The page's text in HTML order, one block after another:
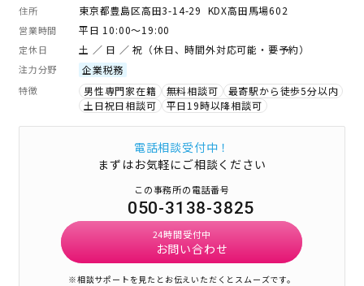
住所 東京都豊島区高田3-14-29 KDX高田馬場602
営業時間 平日 10:00～19:00
定休日 土 ／ 日 ／ 祝（休日、時間外対応可能・要予約）
注力分野 企業税務
特徴 男性専門家在籍 無料相談可
最寄駅から徒歩5分以内
土日祝日相談可
平日19時以降相談可
電話相談受付中！
まずはお気軽にご相談ください
この事務所の電話番号
050-3138-3825
24時間受付中
お問い合わせ
※相談サポートを見たとお伝えいただくとスムーズです。